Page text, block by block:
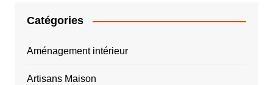
Catégories
Aménagement intérieur
Artisans Maison